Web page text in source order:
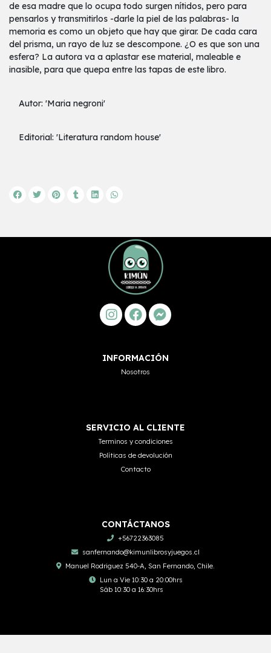
de esa madre que lo ocupa todo surgen nítidos, pero para
pensarlos y transmitirlos -darle la piel de las palabras- la
memoria es como un objeto que hay que girar. De cada cara
del prisma, un rayo de luz se descompone. ¿O es que son una
esfera? La autora va a aplastar ese material, maleable e
inasible, para que quepa entre las tapas de este libro.
Autor: 'Maria negroni'
Editorial: 'Literatura random house'
INFORMACIÓN
Nosotros
SERVICIO AL CLIENTE
Terminos y condiciones
Políticas de devolución
Contacto
CONTÁCTANOS
+56722363085
sanfernando@kimunlibrosyjuegos.cl
Manuel Rodriguez 540-A, San Fernando, Chile.
Lun a Vie 10:30 a 20:00hrs
Sáb 10:30 a 16:30hrs